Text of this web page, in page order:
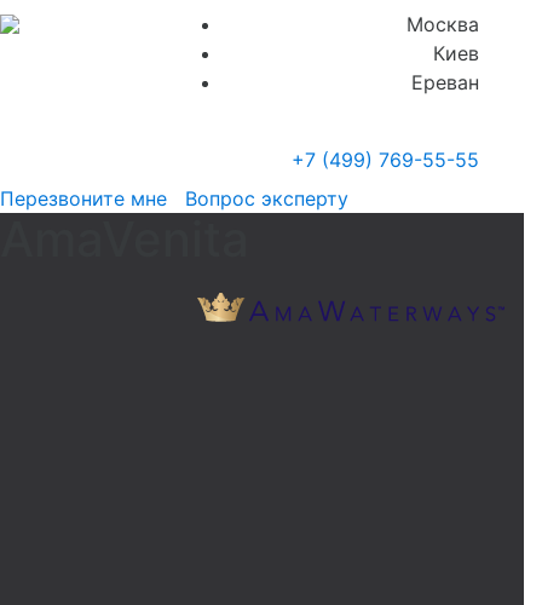
Москва
Киев
Ереван
+7 (499) 769-55-55
Перезвоните мне
Вопрос эксперту